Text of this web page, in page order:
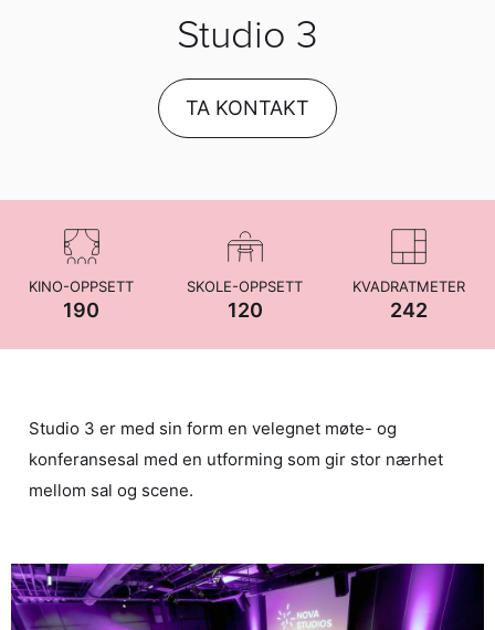
Studio 3
TA KONTAKT
KINO-OPPSETT
190
SKOLE-OPPSETT
120
KVADRATMETER
242
Studio 3 er med sin form en velegnet møte- og
konferansesal med en utforming som gir stor nærhet
mellom sal og scene.